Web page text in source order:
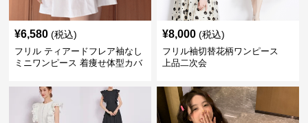
¥6,580 (税込)
フリル ティアードフレア袖なし
ミニワンピース 着痩せ体型カバ
¥8,000 (税込)
フリル袖切替花柄ワンピース
上品二次会